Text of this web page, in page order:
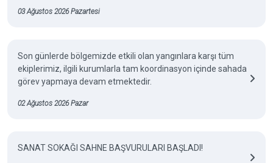
03 Ağustos 2026 Pazartesi
Son günlerde bölgemizde etkili olan yangınlara karşı tüm
ekiplerimiz, ilgili kurumlarla tam koordinasyon içinde sahada
görev yapmaya devam etmektedir.
02 Ağustos 2026 Pazar
SANAT SOKAĞI SAHNE BAŞVURULARI BAŞLADI!